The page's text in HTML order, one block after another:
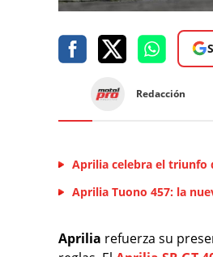
Redacción
Aprilia celebra el triunfo
Aprilia Tuono 457: la
Aprilia refuerza su